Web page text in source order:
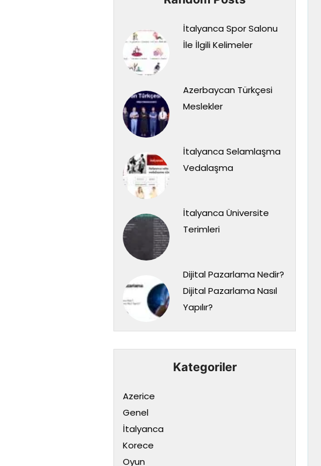
İtalyanca Spor Salonu
İle İlgili Kelimeler
Azerbaycan Türkçesi
Meslekler
İtalyanca Selamlaşma
Vedalaşma
İtalyanca Üniversite
Terimleri
Dijital Pazarlama Nedir?
Dijital Pazarlama Nasıl
Yapılır?
Kategoriler
Azerice
Genel
İtalyanca
Korece
Oyun